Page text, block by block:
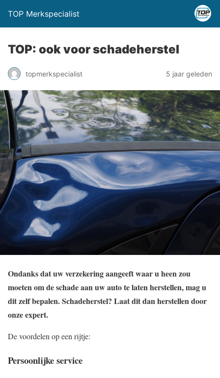
TOP Merkspecialist
TOP: ook voor schadeherstel
topmerkspecialist 5 jaar geleden
Ondanks dat uw verzekering aangeeft waar u heen zou
moeten om de schade aan uw auto te laten herstellen, mag u
dit zelf bepalen. Schadeherstel? Laat dit dan herstellen door
onze expert.
De voordelen op een rijtje:
Persoonlijke service